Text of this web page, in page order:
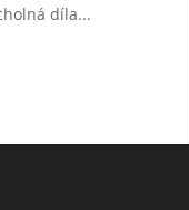
díla...